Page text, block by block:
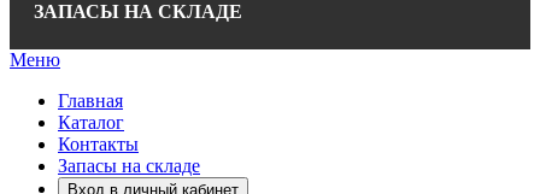
ЗАПАСЫ НА СКЛАДЕ
Меню
Главная
Каталог
Контакты
Запасы на складе
Вход в личный кабинет